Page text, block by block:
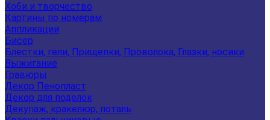
Хоби и творчество
Картины по номерам
Аппликации
Бисер
Блестки, гели, Прищепки, Проволока, Глазки, носики
Выжигание
Гравюры
Декор Пенопласт
Декор для поделок
Декупаж, кракелюр, поталь